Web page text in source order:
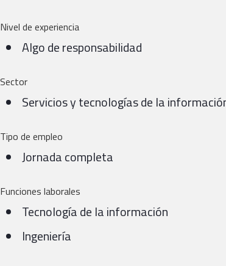
Nivel de experiencia
Algo de responsabilidad
Sector
Servicios y tecnologías de la
Tipo de empleo
Jornada completa
Funciones laborales
Tecnología de la información
Ingeniería